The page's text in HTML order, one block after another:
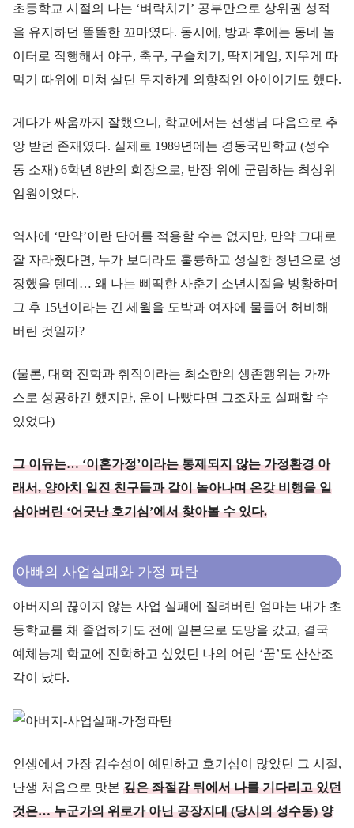
초등학교 시절의 나는 ‘벼락치기’ 공부만으로 상위권 성적
을 유지하던 똘똘한 꼬마였다. 동시에, 방과 후에는 동네 놀
이터로 직행해서 야구, 축구, 구슬치기, 딱지게임, 지우게 따
먹기 따위에 미쳐 살던 무지하게 외향적인 아이이기도 했다.
게다가 싸움까지 잘했으니, 학교에서는 선생님 다음으로 추
앙 받던 존재였다. 실제로 1989년에는 경동국민학교 (성수
동 소재) 6학년 8반의 회장으로, 반장 위에 군림하는 최상위
임원이었다.
역사에 ‘만약’이란 단어를 적용할 수는 없지만, 만약 그대로
잘 자라줬다면, 누가 보더라도 훌륭하고 성실한 청년으로 성
장했을 텐데… 왜 나는 삐딱한 사춘기 소년시절을 방황하며
그 후 15년이라는 긴 세월을 도박과 여자에 물들어 허비해
버린 것일까?
(물론, 대학 진학과 취직이라는 최소한의 생존행위는 가까
스로 성공하긴 했지만, 운이 나빴다면 그조차도 실패할 수
있었다)
그 이유는… ‘이혼가정’이라는 통제되지 않는 가정환경 아
래서, 양아치 일진 친구들과 같이 놀아나며 온갖 비행을 일
삼아버린 ‘어긋난 호기심’에서 찾아볼 수 있다.
아빠의 사업실패와 가정 파탄
아버지의 끊이지 않는 사업 실패에 질려버린 엄마는 내가 초
등학교를 채 졸업하기도 전에 일본으로 도망을 갔고, 결국
예체능계 학교에 진학하고 싶었던 나의 어린 ‘꿈’도 산산조
각이 났다.
인생에서 가장 감수성이 예민하고 호기심이 많았던 그 시절,
난생 처음으로 맛본 깊은 좌절감 뒤에서 나를 기다리고 있던
것은… 누군가의 위로가 아닌 공장지대 (당시의 성수동) 양